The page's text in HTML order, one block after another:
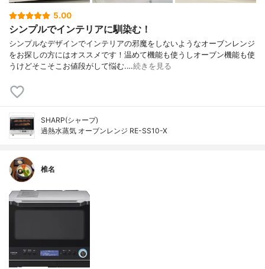
5.00
シンプルでインテリアに馴染む！
シンプルなデザインでインテリアの邪魔をしないようなオーブンレンジ
をお探しの方にはオススメです！温めて機能も使うしオーブン機能も使
うけどそこそこお値段がして悩む.…続きを見る
SHARP(シャープ)
過熱水蒸気 オーブンレンジ RE-SS10-X
椎名